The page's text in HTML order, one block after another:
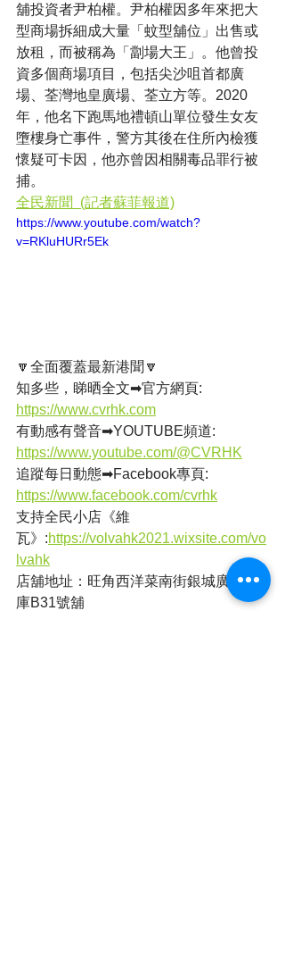
舖投資者尹柏權。尹柏權因多年來把大
型商場拆細成大量「蚊型舖位」出售或
放租，而被稱為「劏場大王」。他曾投
資多個商場項目，包括尖沙咀首都廣
場、荃灣地皇廣場、荃立方等。2020
年，他名下跑馬地禮頓山單位發生女友
墮樓身亡事件，警方其後在住所內檢獲
懷疑可卡因，他亦曾因相關毒品罪行被
捕。
全民新聞  (記者蘇菲報道)
https://www.youtube.com/watch?
v=RKluHURr5Ek
🔽全面覆蓋最新港聞🔽
知多些，睇晒全文➡官方網頁:
https://www.cvrhk.com
有動感有聲音➡YOUTUBE頻道:
https://www.youtube.com/@CVRHK
追蹤每日動態➡Facebook專頁:
https://www.facebook.com/cvrhk
支持全民小店《維
瓦》:https://volvahk2021.wixsite.com/vo
lvahk
店舖地址：旺角西洋菜南街銀城廣場地
庫B31號舖